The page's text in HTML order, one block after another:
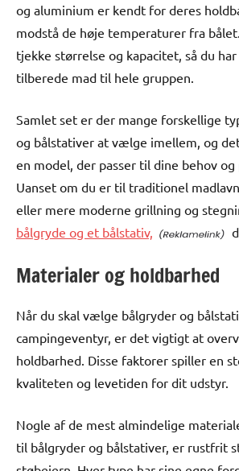
og aluminium er kendt for deres
modstå de høje temperaturer fra
tjekke størrelse og kapacitet, så du
tilberede mad til hele gruppen.
Samlet set er der mange forskellige
og bålstativer at vælge imellem, og
en model, der passer til dine behov
Uanset om du er til traditionel
eller mere moderne grillning og
bålgryde og et bålstativ,
Materialer og holdbarhed
Når du skal vælge bålgryder og
campingeventyr, er det vigtigt at
holdbarhed. Disse faktorer spiller en
kvaliteten og levetiden for dit udstyr.
Nogle af de mest almindelige
til bålgryder og bålstativer, er rustfrit